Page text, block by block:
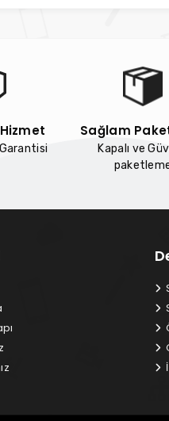
Sağlam
Kapalı ve